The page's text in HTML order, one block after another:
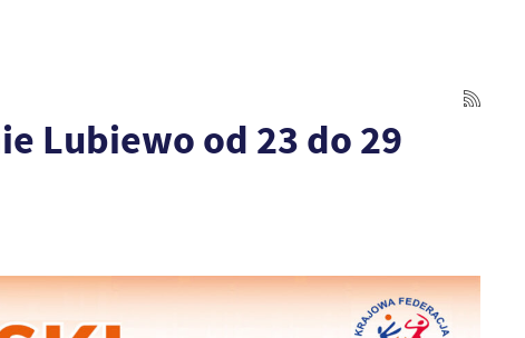
Lubiewo od 23 do 29